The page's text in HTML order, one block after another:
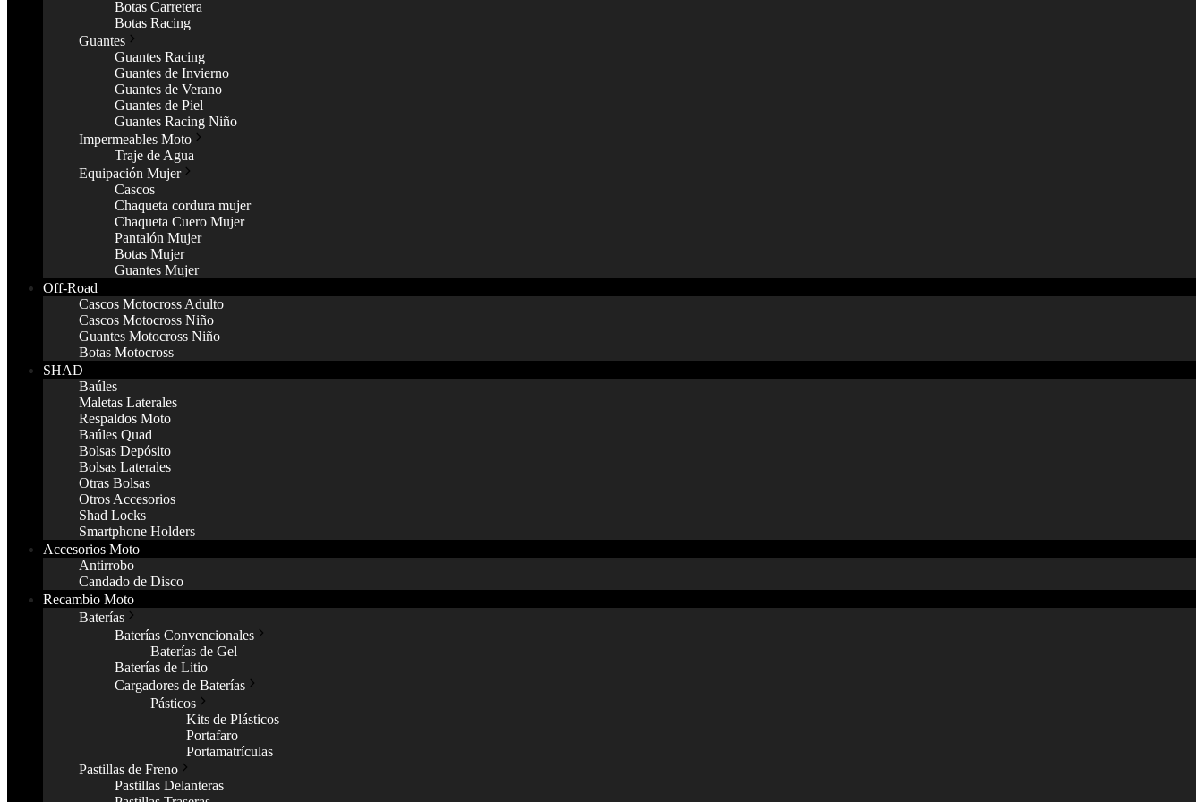
Botas Carretera
Botas Racing
Guantes
Guantes Racing
Guantes de Invierno
Guantes de Verano
Guantes de Piel
Guantes Racing Niño
Impermeables Moto
Traje de Agua
Equipación Mujer
Cascos
Chaqueta cordura mujer
Chaqueta Cuero Mujer
Pantalón Mujer
Botas Mujer
Guantes Mujer
Off-Road
Cascos Motocross Adulto
Cascos Motocross Niño
Guantes Motocross Niño
Botas Motocross
SHAD
Baúles
Maletas Laterales
Respaldos Moto
Baúles Quad
Bolsas Depósito
Bolsas Laterales
Otras Bolsas
Otros Accesorios
Shad Locks
Smartphone Holders
Accesorios Moto
Antirrobo
Candado de Disco
Recambio Moto
Baterías
Baterías Convencionales
Baterías de Gel
Baterías de Litio
Cargadores de Baterías
Pásticos
Kits de Plásticos
Portafaro
Portamatrículas
Pastillas de Freno
Pastillas Delanteras